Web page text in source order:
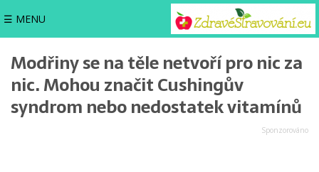
☰ MENU
Modřiny se na těle netvoří pro nic za
nic. Mohou značit Cushingův
syndrom nebo nedostatek vitamínů